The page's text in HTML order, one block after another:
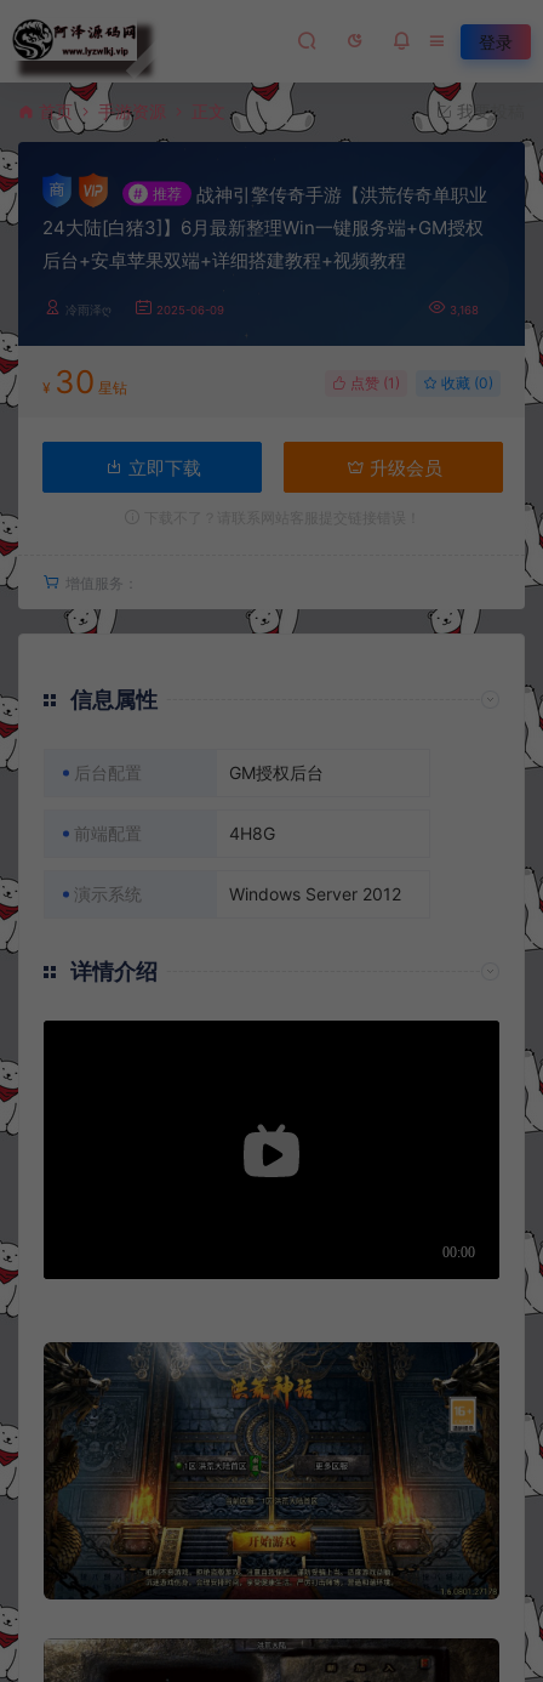
登录
首页 手游资源 正文 我要投稿
# 推荐
战神引擎传奇手游【洪荒传奇单职业
24大陆[白猪3]】6月最新整理Win一键服务端+GM授权
后台+安卓苹果双端+详细搭建教程+视频教程
冷雨泽ღ 2025-06-09 3,168
¥ 30 星钻 点赞 (1 ) 收藏 (0)
立即下载 升级会员
增值服务：
信息属性
后台配置 GM授权后台
前端配置 4H8G
演示系统 Windows Server 2012
详情介绍